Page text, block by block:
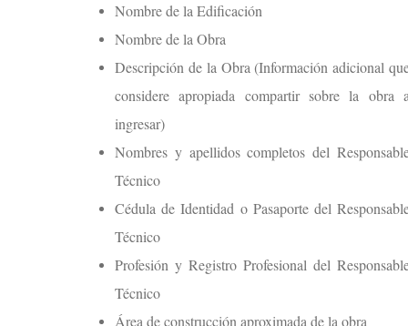
Nombre de la Edificación
Nombre de la Obra
Descripción de la Obra (Información adicional
considere apropiada compartir sobre la obra
ingresar)
Nombres y apellidos completos del
Técnico
Cédula de Identidad o Pasaporte del
Técnico
Profesión y Registro Profesional del
Técnico
Área de construcción aproximada de la obra